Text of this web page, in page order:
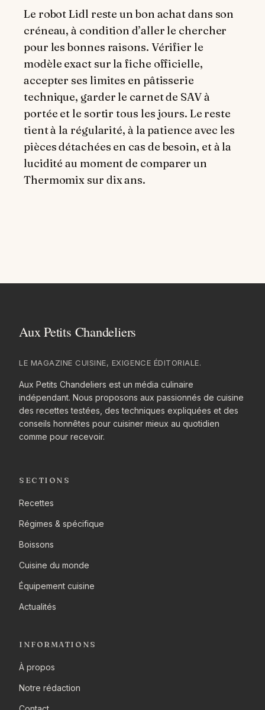
Le robot Lidl reste un bon achat dans son
créneau, à condition d’aller le chercher
pour les bonnes raisons. Vérifier le
modèle exact sur la fiche officielle,
accepter ses limites en pâtisserie
technique, garder le carnet de SAV à
portée et le sortir tous les jours. Le reste
tient à la régularité, à la patience avec les
pièces détachées en cas de besoin, et à la
lucidité au moment de comparer un
Thermomix sur dix ans.
LE MAGAZINE CUISINE, EXIGENCE ÉDITORIALE.
Aux Petits Chandeliers est un média culinaire
indépendant. Nous proposons aux passionnés de cuisine
des recettes testées, des techniques expliquées et des
conseils honnêtes pour cuisiner mieux au quotidien
comme pour recevoir.
SECTIONS
Recettes
Régimes & spécifique
Boissons
Cuisine du monde
Équipement cuisine
Actualités
INFORMATIONS
À propos
Notre rédaction